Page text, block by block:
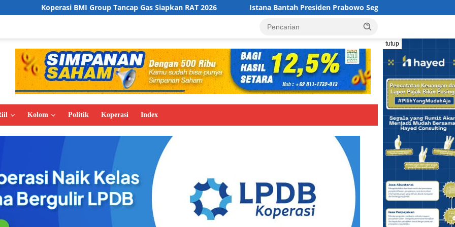
BMI Group Tancap Gas Siapkan RAT 2026 Istana Bantah Presiden Prabowo Segera Merombak Kabinet Merah Putih
tutup
Kolom Politik Koperasi Index